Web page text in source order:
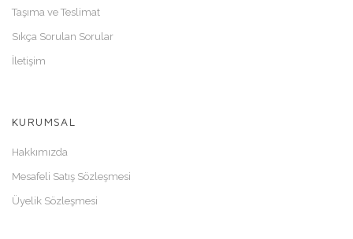
Taşıma ve Teslimat
Sıkça Sorulan Sorular
İletişim
KURUMSAL
Hakkımızda
Mesafeli Satış Sözleşmesi
Üyelik Sözleşmesi